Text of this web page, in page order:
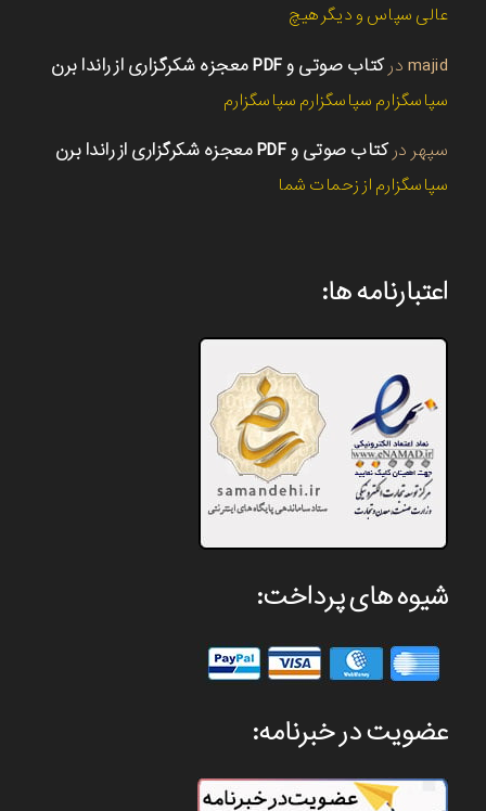
عالی سپاس و دیگر هیچ
majid درکتاب صوتی و PDF معجزه شکرگزاری از راندا برن
سپاسگزارم سپاسگزارم سپاسگزارم
سپهر درکتاب صوتی و PDF معجزه شکرگزاری از راندا برن
سپاسگزارم از زحمات شما
اعتبارنامه ها:
شیوه های پرداخت:
عضویت در خبرنامه: